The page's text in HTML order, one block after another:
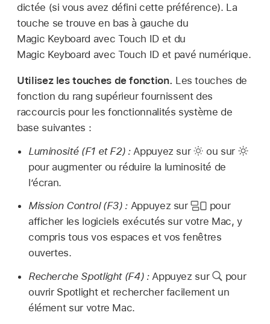
dictée (si vous avez défini cette préférence). La
touche se trouve en bas à gauche du
Magic Keyboard avec Touch ID et du
Magic Keyboard avec Touch ID et pavé numérique.
Utilisez les touches de fonction. Les touches de
fonction du rang supérieur fournissent des
raccourcis pour les fonctionnalités système de
base suivantes :
Luminosité (F1 et F2) :Appuyez sur
ou sur
pour augmenter ou réduire la luminosité de
l’écran.
Mission Control (F3) : Appuyez sur
pour
afficher les logiciels exécutés sur votre Mac, y
compris tous vos espaces et vos fenêtres
ouvertes.
Recherche Spotlight (F4) :Appuyez sur
pour
ouvrir Spotlight et rechercher facilement un
élément sur votre Mac.